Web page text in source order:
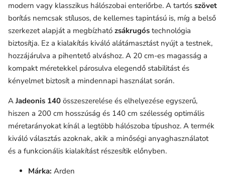
modern vagy klasszikus hálószobai enteriőrbe. A tartós szövet
borítás nemcsak stílusos, de kellemes tapintású is, míg a belső
szerkezet alapját a megbízható zsákrugós technológia
biztosítja. Ez a kialakítás kiváló alátámasztást nyújt a testnek,
hozzájárulva a pihentető alváshoz. A 20 cm-es magasság a
kompakt méretekkel párosulva elegendő stabilitást és
kényelmet biztosít a mindennapi használat során.
A Jadeonis 140 összeszerelése és elhelyezése egyszerű,
hiszen a 200 cm hosszúság és 140 cm szélesség optimális
méretarányokat kínál a legtöbb hálószoba típushoz. A termék
kiváló választás azoknak, akik a minőségi anyaghasználatot
és a funkcionális kialakítást részesítik előnyben.
Márka: Arden